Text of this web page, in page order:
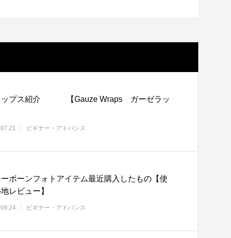
紹介 【Gauze Wraps ガーゼラッ
ビギナー・アドバンス
ーボーンフォトアイテム最近購入したもの【使
地レビュー】
ビギナー・アドバンス